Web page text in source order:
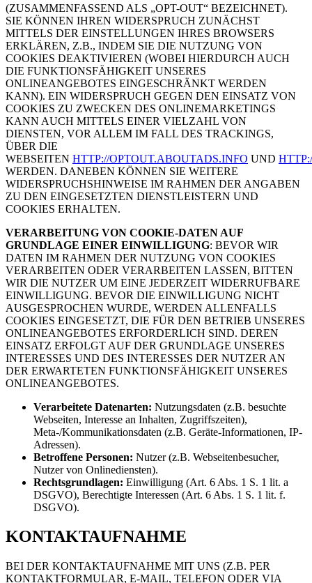
(ZUSAMMENFASSEND ALS „OPT-OUT“ BEZEICHNET).
SIE KÖNNEN IHREN WIDERSPRUCH ZUNÄCHST
MITTELS DER EINSTELLUNGEN IHRES BROWSERS
ERKLÄREN, Z.B., INDEM SIE DIE NUTZUNG VON
COOKIES DEAKTIVIEREN (WOBEI HIERDURCH AUCH
DIE FUNKTIONSFÄHIGKEIT UNSERES
ONLINEANGEBOTES EINGESCHRÄNKT WERDEN
KANN). EIN WIDERSPRUCH GEGEN DEN EINSATZ VON
COOKIES ZU ZWECKEN DES ONLINEMARKETINGS
KANN AUCH MITTELS EINER VIELZAHL VON
DIENSTEN, VOR ALLEM IM FALL DES TRACKINGS,
ÜBER DIE
WEBSEITEN HTTP://OPTOUT.ABOUTADS.INFO UND
WERDEN. DANEBEN KÖNNEN SIE WEITERE
WIDERSPRUCHSHINWEISE IM RAHMEN DER ANGABEN
ZU DEN EINGESETZTEN DIENSTLEISTERN UND
COOKIES ERHALTEN.
VERARBEITUNG VON COOKIE-DATEN AUF
GRUNDLAGE EINER EINWILLIGUNG: BEVOR WIR
DATEN IM RAHMEN DER NUTZUNG VON COOKIES
VERARBEITEN ODER VERARBEITEN LASSEN, BITTEN
WIR DIE NUTZER UM EINE JEDERZEIT WIDERRUFBARE
EINWILLIGUNG. BEVOR DIE EINWILLIGUNG NICHT
AUSGESPROCHEN WURDE, WERDEN ALLENFALLS
COOKIES EINGESETZT, DIE FÜR DEN BETRIEB UNSERES
ONLINEANGEBOTES ERFORDERLICH SIND. DEREN
EINSATZ ERFOLGT AUF DER GRUNDLAGE UNSERES
INTERESSES UND DES INTERESSES DER NUTZER AN
DER ERWARTETEN FUNKTIONSFÄHIGKEIT UNSERES
ONLINEANGEBOTES.
Verarbeitete Datenarten: Nutzungsdaten (z.B. besuchte
Webseiten, Interesse an Inhalten, Zugriffszeiten),
Meta-/Kommunikationsdaten (z.B. Geräte-Informationen, IP-
Adressen).
Betroffene Personen: Nutzer (z.B. Webseitenbesucher,
Nutzer von Onlinediensten).
Rechtsgrundlagen: Einwilligung (Art. 6 Abs. 1 S. 1 lit. a
DSGVO), Berechtigte Interessen (Art. 6 Abs. 1 S. 1 lit. f.
DSGVO).
KONTAKTAUFNAHME
BEI DER KONTAKTAUFNAHME MIT UNS (Z.B. PER
KONTAKTFORMULAR, E-MAIL, TELEFON ODER VIA